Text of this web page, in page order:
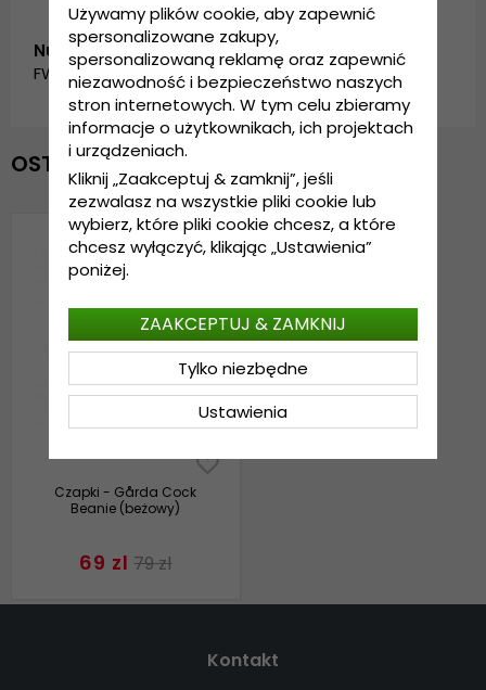
Numer artykułu:
FW_garda.beanie.cock.beige
OSTATNIO OGLĄDANE
Czapki - Gårda Cock
Beanie (beżowy)
69 zl 79 zl
Kontakt
Używamy plików cookie, aby zapewnić
spersonalizowane zakupy,
spersonalizowaną reklamę oraz zapewnić
niezawodność i bezpieczeństwo naszych
stron internetowych. W tym celu zbieramy
informacje o użytkownikach, ich projektach
i urządzeniach.
Kliknij „Zaakceptuj & zamknij”, jeśli
zezwalasz na wszystkie pliki cookie lub
wybierz, które pliki cookie chcesz, a które
chcesz wyłączyć, klikając „Ustawienia”
poniżej.
Ustawienia
Tylko niezbędne
ZAAKCEPTUJ & ZAMKNIJ